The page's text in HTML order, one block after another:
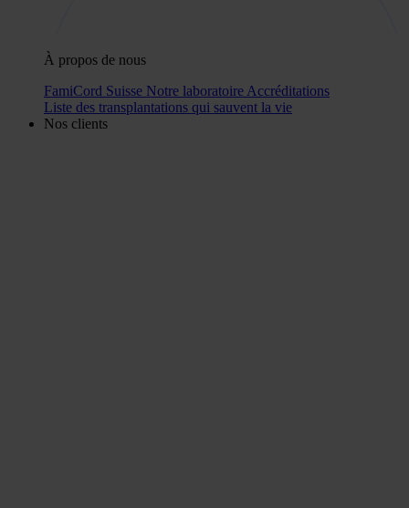
À propos de nous
FamiCord Suisse Notre laboratoire Accréditations
Liste des transplantations qui sauvent la vie
Nos clients